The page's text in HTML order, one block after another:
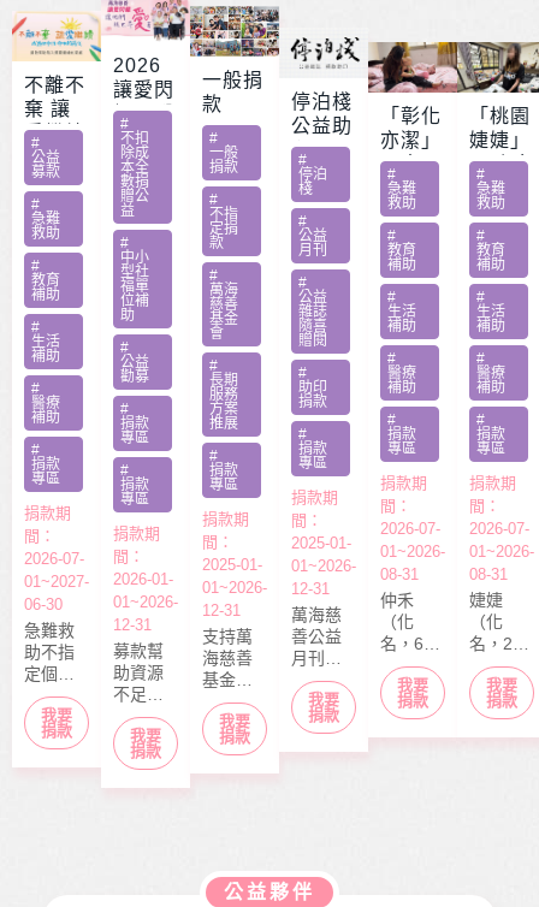
不離不
棄 讓
愛繼續
– 急難
家庭扶
助專案
#
公益
募款
#
急難
救助
#
教育
補助
#
生活
補助
#
醫療
補助
#
捐款
專區
捐款期
間：
2026-07-
01~2027-
06-30
急難救
助不指
定個案
捐款，
募款所
得幫助
我要
捐款
2026
讓愛閃
耀 – 公
益服務
方案補
助專案
勸募活
動指定
捐款
#
不扣
除成
本全
數捐
贈公
益
#
中小
型社
福單
位補
助
#
公益
勸募
#
捐款
專區
#
捐款
專區
捐款期
間：
2026-01-
01~2026-
12-31
募款幫
助資源
不足的
中小型
社福單
位，協
我要
捐款
一般捐
款
#
一般
捐款
#
不指
定捐
款
#
萬海
慈善
基金
會
#
長期
服務
方案
推展
#
捐款
專區
捐款期
間：
2025-01-
01~2026-
12-31
支持萬
海慈善
基金會
長期性
服務方
案推
務工
作，如
我要
捐款
停泊棧
公益助
印
#
停泊
棧
#
公益
月刊
#
公益
雜誌
隨喜
贈閱
#
助印
捐款
#
捐款
專區
捐款期
間：
2025-01-
01~2026-
12-31
萬海慈
善公益
月刊
「停泊
棧」於
每月10
靈、健
康、人
我要
捐款
「彰化
亦潔」
男童骨
肉癌截
肢化療
受暴單
親媽照
顧陷困
#
急難
救助
#
教育
補助
#
生活
補助
#
醫療
補助
#
捐款
專區
捐款期
間：
2026-07-
01~2026-
08-31
仲禾
（化
名，6
歲），
本該快
快樂樂
我要
捐款
「桃園
婕婕」
20歲女
罹肺部
罕病
父兼多
份工愁
醫費
#
急難
救助
#
教育
補助
#
生活
補助
#
醫療
補助
#
捐款
專區
捐款期
間：
2026-07-
01~2026-
08-31
婕婕
（化
名，20
歲）今
年6月底
剛從商
我要
捐款
公益夥伴